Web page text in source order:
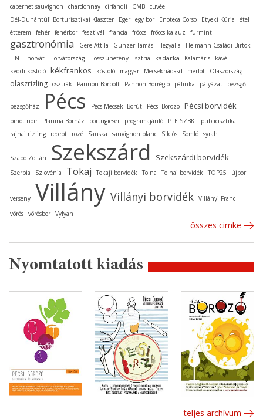
cabernet sauvignon chardonnay cirfandli CMB cuvée
Dél-Dunántúli Borturisztikai Klaszter
Eger egy bor Enoteca Corso Etyeki Kúria
étel
étterem
fehér fehérbor fesztivál francia fröccs fröccs-kalauz furmint
gasztronómia Gere Attila Günzer Tamás Hegyalja
Heimann Családi Birtok
HNT
horvát Horvátország Hosszúhetény Isztria kadarka Kalamáris
kávé
keddi kóstoló kékfrankos kóstoló magyar Mecseknádasd merlot Olaszország
olaszrizling osztrák Pannon Borbolt Pannon Borrégió pálinka pályázat pezsgő
pezsgőház Pécs Pécs-Mecseki Borút Pécsi Borozó Pécsi borvidék
pinot noir Planina Borház portugieser programajánló PTE SZBKI
publicisztika
rajnai rizling
recept rozé Sauska sauvignon blanc Siklós Somló syrah
Szabó Zoltán Szekszárd Szekszárdi borvidék
Szerbia Szlovénia Tokaj Tokaji borvidék Tolna Tolnai borvidék TOP25 újbor
verseny Villány Villányi borvidék Villányi Franc
vörös vörösbor Vylyan
összes cimke
Nyomtatott kiadás
teljes archívum